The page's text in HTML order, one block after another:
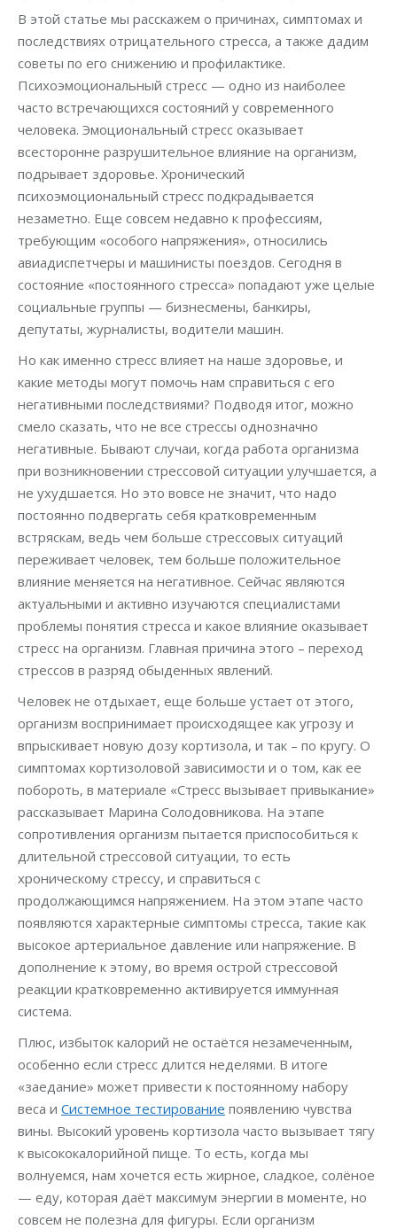
В этой статье мы расскажем о причинах, симптомах и
последствиях отрицательного стресса, а также дадим
советы по его снижению и профилактике.
Психоэмоциональный стресс — одно из наиболее
часто встречающихся состояний у современного
человека. Эмоциональный стресс оказывает
всесторонне разрушительное влияние на организм,
подрывает здоровье. Хронический
психоэмоциональный стресс подкрадывается
незаметно. Еще совсем недавно к профессиям,
требующим «особого напряжения», относились
авиадиспетчеры и машинисты поездов. Сегодня в
состояние «постоянного стресса» попадают уже целые
социальные группы — бизнесмены, банкиры,
депутаты, журналисты, водители машин.
Но как именно стресс влияет на наше здоровье, и
какие методы могут помочь нам справиться с его
негативными последствиями? Подводя итог, можно
смело сказать, что не все стрессы однозначно
негативные. Бывают случаи, когда работа организма
при возникновении стрессовой ситуации улучшается, а
не ухудшается. Но это вовсе не значит, что надо
постоянно подвергать себя кратковременным
встряскам, ведь чем больше стрессовых ситуаций
переживает человек, тем больше положительное
влияние меняется на негативное. Сейчас являются
актуальными и активно изучаются специалистами
проблемы понятия стресса и какое влияние оказывает
стресс на организм. Главная причина этого – переход
стрессов в разряд обыденных явлений.
Человек не отдыхает, еще больше устает от этого,
организм воспринимает происходящее как угрозу и
впрыскивает новую дозу кортизола, и так – по кругу. О
симптомах кортизоловой зависимости и о том, как ее
побороть, в материале «Стресс вызывает привыкание»
рассказывает Марина Солодовникова. На этапе
сопротивления организм пытается приспособиться к
длительной стрессовой ситуации, то есть
хроническому стрессу, и справиться с
продолжающимся напряжением. На этом этапе часто
появляются характерные симптомы стресса, такие как
высокое артериальное давление или напряжение. В
дополнение к этому, во время острой стрессовой
реакции кратковременно активируется иммунная
система.
Плюс, избыток калорий не остаётся незамеченным,
особенно если стресс длится неделями. В итоге
«заедание» может привести к постоянному набору
веса и Системное тестирование появлению чувства
вины. Высокий уровень кортизола часто вызывает тягу
к высококалорийной пище. То есть, когда мы
волнуемся, нам хочется есть жирное, сладкое, солёное
— еду, которая даёт максимум энергии в моменте, но
совсем не полезна для фигуры. Если организм